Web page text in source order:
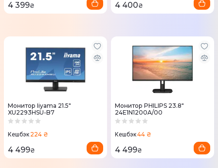
4 399₴ 4 400₴
Монитор Iiyama 21.5"
XU2293HSU-B7
Кешбэк 224 ₴
4 499₴
Монитор PHILIPS 23.8"
24E1N1200A/00
Кешбэк44 ₴
4 499₴